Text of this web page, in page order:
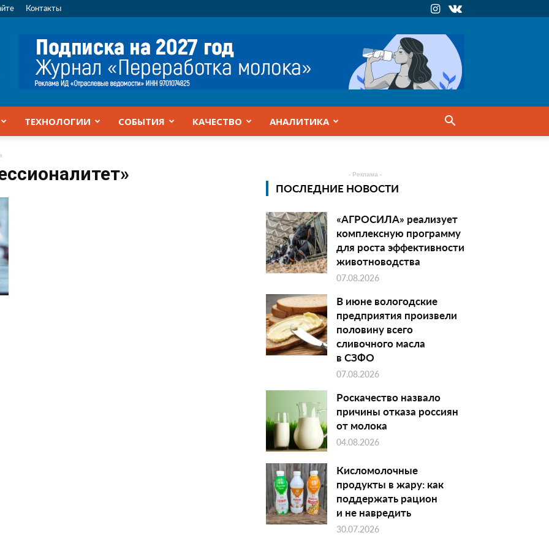
Контакты
ТЕХНОЛОГИИ СОБЫТИЯ КАЧЕСТВО АНАЛИТИКА
- Реклама -
ПОСЛЕДНИЕ НОВОСТИ
«АГРОСИЛА» реализует
комплексную программу
для роста эффективности
животноводства
07.08.2026
В июне вологодские
предприятия произвели
половину всего
сливочного масла
в СЗФО
07.08.2026
Роскачество назвало
причины отказа россиян
от молока
04.08.2026
Кисломолочные
продукты в жару: как
поддержать рацион
и не навредить
30.07.2026